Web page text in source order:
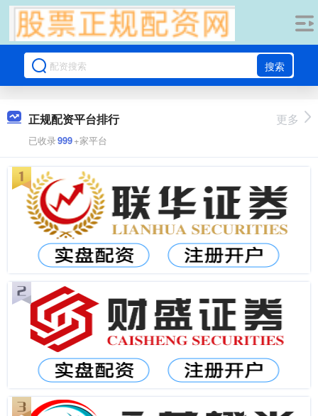
搜索
正规配资平台排行
已收录999+家平台
更多